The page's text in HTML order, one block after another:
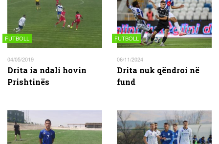
FUTBOLL
04/05/2019
Drita ia ndali hovin
Prishtinës
FUTBOLL
06/11/2024
Drita nuk qëndroi në
fund